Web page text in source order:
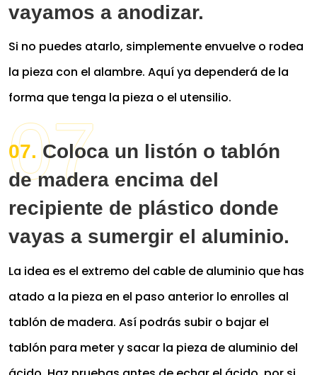
vayamos a anodizar.
Si no puedes atarlo, simplemente envuelve o rodea
la pieza con el alambre. Aquí ya dependerá de la
forma que tenga la pieza o el utensilio.
Coloca un listón o tablón
de madera encima del
recipiente de plástico donde
vayas a sumergir el aluminio.
La idea es el extremo del cable de aluminio que has
atado a la pieza en el paso anterior lo enrolles al
tablón de madera. Así podrás subir o bajar el
tablón para meter y sacar la pieza de aluminio del